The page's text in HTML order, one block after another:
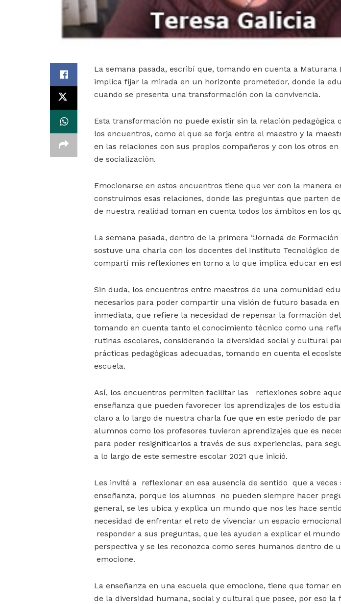
La semana pasada, escribí que, tomando en cuenta a Maturana
implica fijar la mirada en un horizonte prometedor, donde la
cuando se presenta una transformación con la convivencia.
Esta transformación no puede existir sin la relación pedagógica
los encuentros, como el que se forja entre el maestro y la
en las relaciones con sus propios compañeros y con los otros en
de socialización.
Emocionarse en estos encuentros tiene que ver con la manera
construimos esas relaciones, donde las preguntas que parten
de nuestra realidad toman en cuenta todos los ámbitos en los
La semana pasada, dentro de la primera “Jornada de Formación
sostuve una charla con los docentes del Instituto Tecnológico
compartí mis reflexiones en torno a lo que implica educar en
Sin duda, los encuentros entre maestros de una comunidad
necesarios para poder compartir una visión de futuro basada
inmediata, que refiere la necesidad de repensar la formación
tomando en cuenta tanto el conocimiento técnico como una
rutinas escolares, considerando la diversidad social y cultural
prácticas pedagógicas adecuadas, tomando en cuenta el
escuela.
Así, los encuentros permiten facilitar las reflexiones sobre
enseñanza que pueden favorecer los aprendizajes de los
claro a lo largo de nuestra charla fue que en este periodo de
alumnos como los profesores tuvieron aprendizajes que es
para poder resignificarlos a través de sus experiencias, para
a lo largo de este semestre escolar 2021 que inició.
Les invité a reflexionar en esa ausencia de sentido que a veces
enseñanza, porque los alumnos no pueden siempre hacer
general, se les ubica y explica un mundo que nos les hace
necesidad de enfrentar el reto de vivenciar un espacio
responder a sus preguntas, que les ayuden a explicar el mundo
perspectiva y se les reconozca como seres humanos dentro de
emocione.
La enseñanza en una escuela que emocione, tiene que tomar
de la diversidad humana, social y cultural que posee, por eso la